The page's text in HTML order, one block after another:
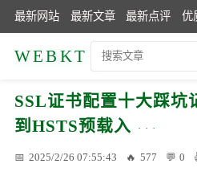
最新网站 最新文章 最新点评 优
WEBKT
SSL证书配置十大踩坑
到HSTS预载入
2025/2/26 07:55:43 577 0